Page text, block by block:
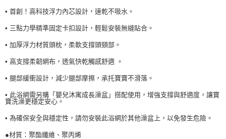
• 首創！高科技浮力內芯設計，速乾不吸水。
• 三點力學精準固定卡扣設計，輕鬆安裝無縫貼合。
• 加厚浮力材質頭枕，柔軟支撐頭頸部。
• 高支撐柔韌網布，透氣快乾觸感舒適 。
• 腿部緩衝設計，減少腿部摩擦，承托寶寶不滑落。
• 此浴網需另購「嬰兒沐寓成長澡盆」搭配使用，增強支撐與舒適度，讓寶
寶洗澡更穩定安心。
• 為確保安全與穩定性，請勿安裝此浴網於其他澡盆上，以免發生危險。
●材質：聚酯纖維、聚丙烯